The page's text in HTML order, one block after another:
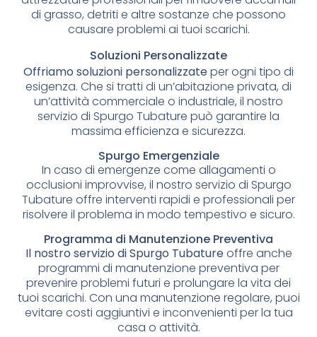
di grasso, detriti e altre sostanze che possono
causare problemi ai tuoi scarichi.
Soluzioni Personalizzate
Offriamo soluzioni personalizzateper ogni tipo di
esigenza. Che si tratti di un’abitazione privata, di
un’attività commerciale o industriale, il nostro
servizio di Spurgo Tubature può garantire la
massima efficienza e sicurezza.
Spurgo Emergenziale
In caso di emergenze come allagamenti o
occlusioni improvvise, il nostro servizio di Spurgo
Tubature offre interventi rapidi e professionali per
risolvere il problema in modo tempestivo e sicuro.
Programma di Manutenzione Preventiva
Il nostro servizio di Spurgo Tubatureoffre anche
programmi di manutenzione preventiva per
prevenire problemi futuri e prolungare la vita dei
tuoi scarichi. Con una manutenzione regolare, puoi
evitare costi aggiuntivi e inconvenienti per la tua
casa o attività.